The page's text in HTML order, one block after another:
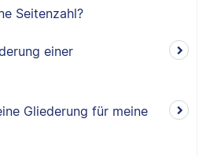
Seitenzahl?
einer
Gliederung für meine